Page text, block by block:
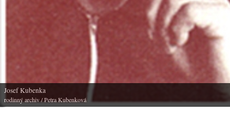
Josef Kubenka
rodinný archiv/ Petra Kubenková